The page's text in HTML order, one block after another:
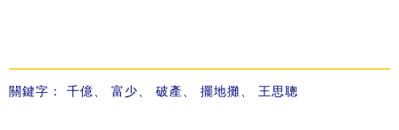
關鍵字： 千億、 富少、 破產、 擺地攤、 王思聰